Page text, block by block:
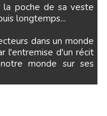
la poche de sa veste
longtemps...
dans un monde
l'entremise d'un récit
monde sur ses